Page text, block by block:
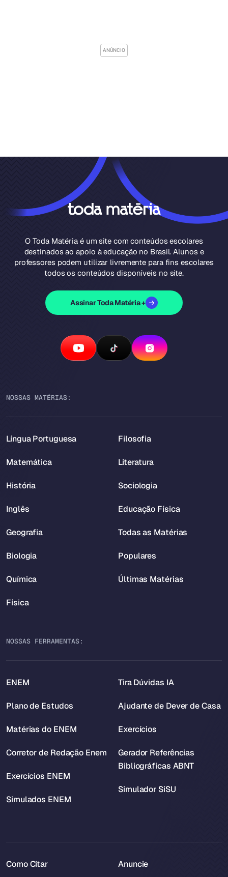
O Toda Matéria é um site com conteúdos escolares
destinados ao apoio à educação no Brasil. Alunos e
professores podem utilizar livremente para fins escolares
todos os conteúdos disponíveis no site.
Assinar Toda Matéria +
NOSSAS MATÉRIAS:
Língua Portuguesa
Matemática
História
Inglês
Geografia
Biologia
Química
Física
Filosofia
Literatura
Sociologia
Educação Física
Todas as Matérias
Populares
Últimas Matérias
NOSSAS FERRAMENTAS:
ENEM
Plano de Estudos
Matérias do ENEM
Corretor de Redação Enem
Exercícios ENEM
Simulados ENEM
Tira Dúvidas IA
Ajudante de Dever de Casa
Exercícios
Gerador Referências
Bibliográficas ABNT
Simulador SiSU
Como Citar Anuncie